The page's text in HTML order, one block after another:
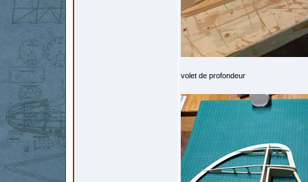
volet de profondeur